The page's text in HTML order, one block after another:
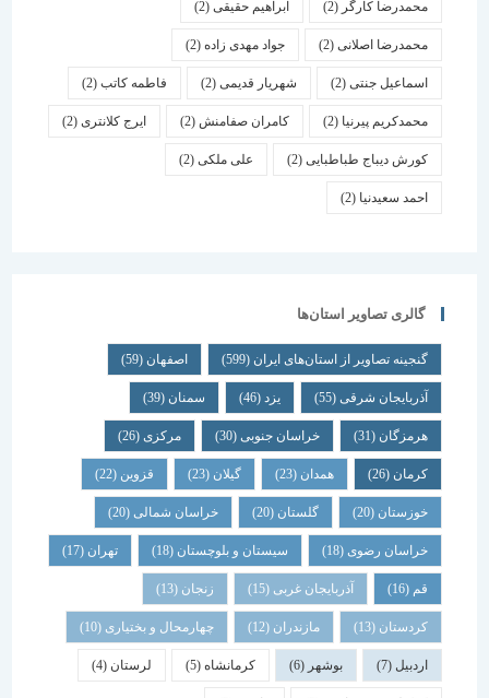
محمدرضا کارگر(2) ابراهیم حقیقی(2)
محمدرضا اصلانی(2) جواد مهدی زاده(2)
اسماعیل جنتی(2) شهریار قدیمی(2) فاطمه کاتب(2)
محمدکریم پیرنیا (2) کامران صفامنش(2) ایرج کلانتری (2)
کورش دیباج طباطبایی(2) علی ملکی(2)
احمد سعیدنیا (2)
گالری تصاویر استان‌ها
گنجینه تصاویر از استان‌های ایران(599) اصفهان (59)
آذربایجان شرقی(55) یزد سمنان (39)
هرمزگان(31) خراسان جنوبی(30) مرکزی (26)
همدان گیلان قزوین
خوزستان(20) گلستان (20) خراسان شمالی(20)
خراسان رضوی(18) سیستان و بلوچستان(18) تهران
آذربایجان غربی(15) زنجان
کردستان(13) مازندران(12) چهارمحال و بختیاری (10)
بوشهر کرمانشاه(5) لرستان (4)